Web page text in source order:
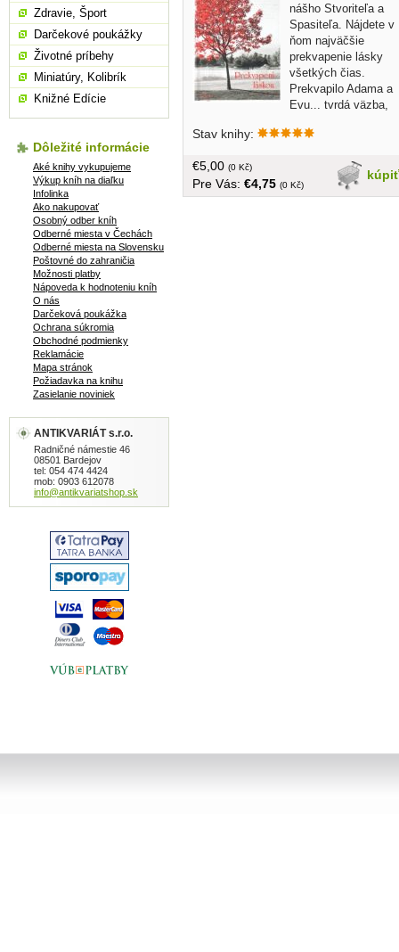
nášho Stvoriteľa a
Spasiteľa. Nájdete v
ňom najväčšie
prekvapenie lásky
všetkých čias.
Prekvapilo Adama a
Evu... tvrdá väzba,
Stav knihy:
kúpiť
€5,00 (0 Kč)
Pre Vás: €4,75 (0 Kč)
Zdravie, Šport
Darčekové poukážky
Životné príbehy
Miniatúry, Kolibrík
Knižné Edície
Dôležité informácie
Aké knihy vykupujeme
Výkup kníh na diaľku
Infolinka
Ako nakupovať
Osobný odber kníh
Odberné miesta v Čechách
Odberné miesta na Slovensku
Poštovné do zahraničia
Možnosti platby
Nápoveda k hodnoteniu kníh
O nás
Darčeková poukážka
Ochrana súkromia
Obchodné podmienky
Reklamácie
Mapa stránok
Požiadavka na knihu
Zasielanie noviniek
ANTIKVARIÁT s.r.o.
Radničné námestie 46
08501 Bardejov
tel: 054 474 4424
mob: 0903 612078
info@antikvariatshop.sk